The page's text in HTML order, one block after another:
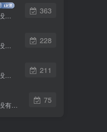
这家伙很懒，什么都没有写...
363
这家伙很懒，什么都没有写...
228
这家伙很懒，什么都没有写...
211
这家伙很懒，什么都没有写...
75